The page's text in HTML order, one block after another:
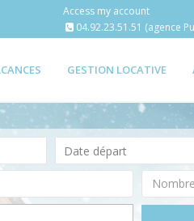
Access my account
04.92.23.51.51 (agence
GESTION LOCATIVE